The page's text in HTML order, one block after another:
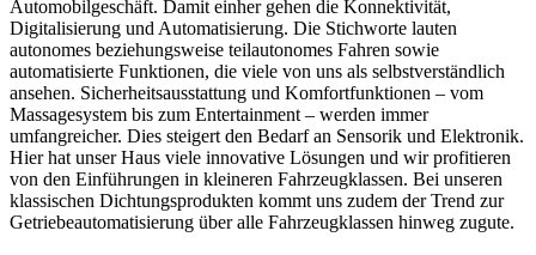
Automobilgeschäft. Damit einher gehen die Konnektivität,
Digitalisierung und Automatisierung. Die Stichworte lauten
autonomes beziehungsweise teilautonomes Fahren sowie
automatisierte Funktionen, die viele von uns als selbstverständlich
ansehen. Sicherheitsausstattung und Komfortfunktionen – vom
Massagesystem bis zum Entertainment – werden immer
umfangreicher. Dies steigert den Bedarf an Sensorik und Elektronik.
Hier hat unser Haus viele innovative Lösungen und wir profitieren
von den Einführungen in kleineren Fahrzeugklassen. Bei unseren
klassischen Dichtungsprodukten kommt uns zudem der Trend zur
Getriebeautomatisierung über alle Fahrzeugklassen hinweg zugute.